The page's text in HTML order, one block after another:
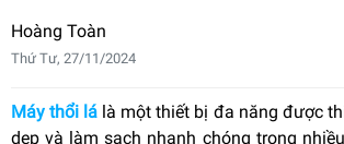
Hoàng Toàn
Thứ Tư, 27/11/2024
Máy thổi lá là một thiết bị đa năng được
dẹp và làm sạch nhanh chóng trong